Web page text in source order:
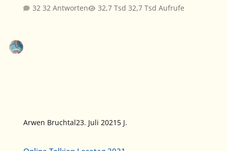
32 Antworten
32,7 Tsd Aufrufe
Arwen Bruchtal23. Juli 2021 5 J.